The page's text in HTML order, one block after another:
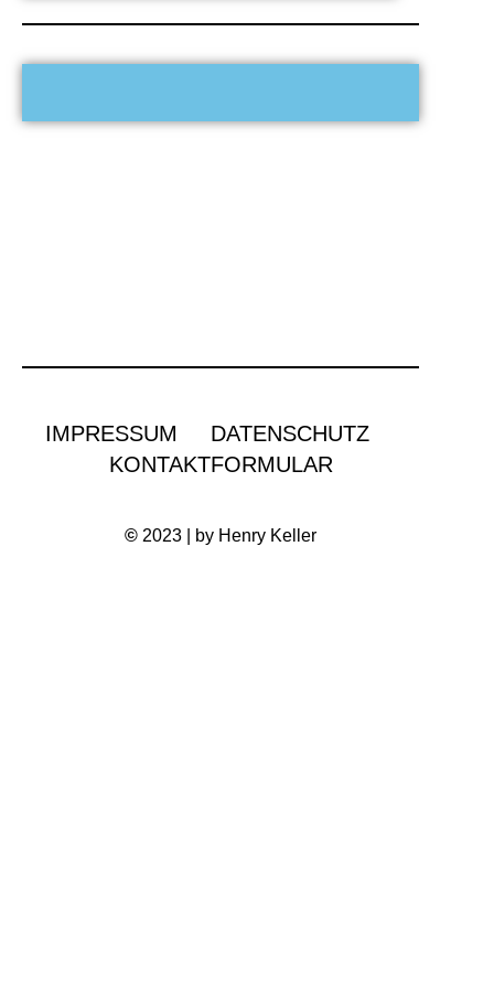
IMPRESSUM
DATENSCHUTZ
KONTAKTFORMULAR
© 2023 | by Henry Keller